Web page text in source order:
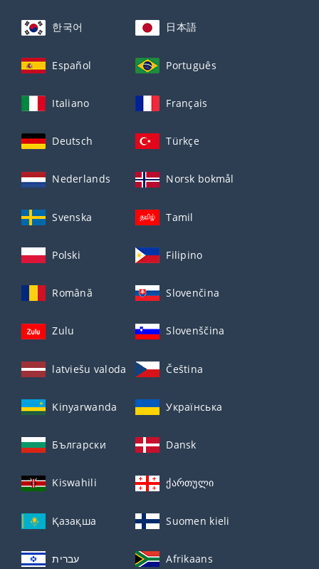
한국어 日本語
Español Português
Italiano Français
Deutsch Türkçe
Nederlands Norsk bokmål
Svenska Tamil
Polski Filipino
Română Slovenčina
Zulu Slovenščina
latviešu valoda Čeština
Kinyarwanda Українська
Български Dansk
Kiswahili ქართული
Қазақша Suomen kieli
עברית Afrikaans